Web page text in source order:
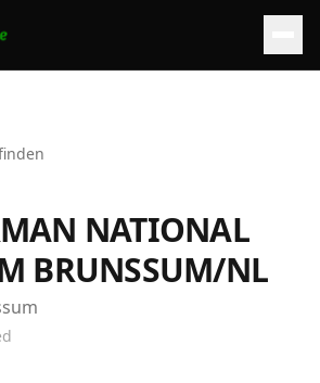
NATIONAL
BRUNSSUM/NL